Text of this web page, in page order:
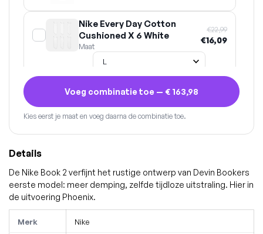
Nike Every Day Cotton
Cushioned X 6 White
Maat
€22,99
€16,09
Voeg combinatie toe — € 163,98
Kies eerst je maat en voeg daarna de combinatie toe.
Details
De Nike Book 2 verfijnt het rustige ontwerp van Devin Bookers
eerste model: meer demping, zelfde tijdloze uitstraling. Hier in
de uitvoering Phoenix.
Merk Nike